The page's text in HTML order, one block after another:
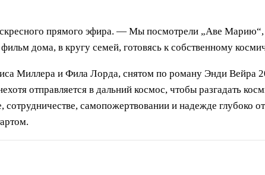
прямого эфира. — Мы посмотрели „Аве Марию“,
дома, в кругу семей, готовясь к собственному
Миллера и Фила Лорда, снятом по роману Энди Вейра
отправляется в дальний космос, чтобы разгадать
самопожертвовании и надежде глубоко